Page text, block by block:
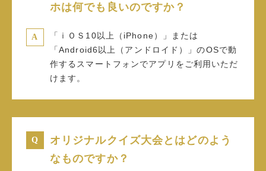
ホは何でも良いのですか？
「ｉＯＳ10以上（iPhone）」または
「Android6以上（アンドロイド）」のOSで動
作するスマートフォンでアプリをご利用いただ
けます。
オリジナルクイズ大会とはどのよう
なものですか？